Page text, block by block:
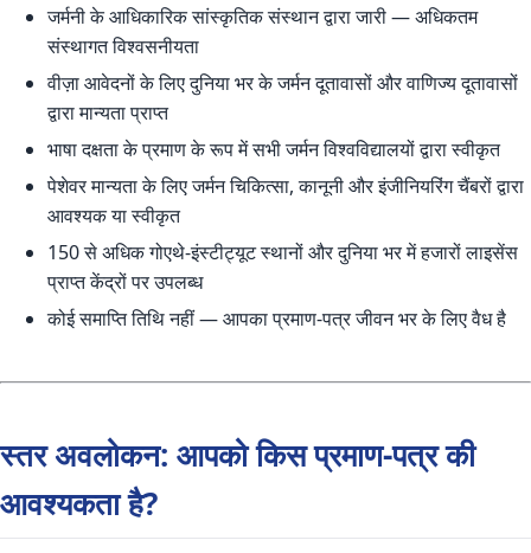
जर्मनी के आधिकारिक सांस्कृतिक संस्थान द्वारा जारी — अधिकतम
संस्थागत विश्वसनीयता
वीज़ा आवेदनों के लिए दुनिया भर के जर्मन दूतावासों और वाणिज्य दूतावासों
द्वारा मान्यता प्राप्त
भाषा दक्षता के प्रमाण के रूप में सभी जर्मन विश्वविद्यालयों द्वारा स्वीकृत
पेशेवर मान्यता के लिए जर्मन चिकित्सा, कानूनी और इंजीनियरिंग चैंबरों द्वारा
आवश्यक या स्वीकृत
150 से अधिक गोएथे-इंस्टीट्यूट स्थानों और दुनिया भर में हजारों लाइसेंस
प्राप्त केंद्रों पर उपलब्ध
कोई समाप्ति तिथि नहीं — आपका प्रमाण-पत्र जीवन भर के लिए वैध है
स्तर अवलोकन: आपको किस प्रमाण-पत्र की
आवश्यकता है?